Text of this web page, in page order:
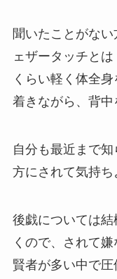
聞いたことがな
ェザータッチと
くらい軽く体全
着きながら、背中
自分も最近まで
方にされて気持ち
後戯については
くので、されて
賢者が多い中で